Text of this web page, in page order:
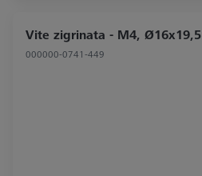
Vite zigrinata - M4, Ø16x19,5
000000-0741-449